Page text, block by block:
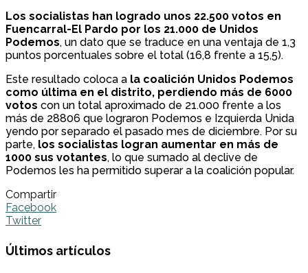
Los socialistas han logrado unos 22.500 votos en
Fuencarral-El Pardo por los 21.000 de Unidos
Podemos, un dato que se traduce en una ventaja de 1,3
puntos porcentuales sobre el total (16,8 frente a 15,5).
Este resultado coloca a la coalición Unidos Podemos
como última en el distrito, perdiendo más de 6000
votos con un total aproximado de 21.000 frente a los
más de 28806 que lograron Podemos e Izquierda Unida
yendo por separado el pasado mes de diciembre. Por su
parte, los socialistas logran aumentar en más de
1000 sus votantes, lo que sumado al declive de
Podemos les ha permitido superar a la coalición popular.
Compartir
Facebook
Twitter
Últimos artículos